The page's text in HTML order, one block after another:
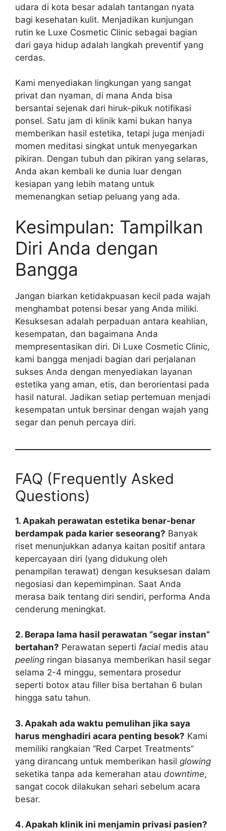
udara di kota besar adalah tantangan nyata
bagi kesehatan kulit. Menjadikan kunjungan
rutin ke Luxe Cosmetic Clinic sebagai bagian
dari gaya hidup adalah langkah preventif yang
cerdas.
Kami menyediakan lingkungan yang sangat
privat dan nyaman, di mana Anda bisa
bersantai sejenak dari hiruk-pikuk notifikasi
ponsel. Satu jam di klinik kami bukan hanya
memberikan hasil estetika, tetapi juga menjadi
momen meditasi singkat untuk menyegarkan
pikiran. Dengan tubuh dan pikiran yang selaras,
Anda akan kembali ke dunia luar dengan
kesiapan yang lebih matang untuk
memenangkan setiap peluang yang ada.
Kesimpulan: Tampilkan
Diri Anda dengan
Bangga
Jangan biarkan ketidakpuasan kecil pada wajah
menghambat potensi besar yang Anda miliki.
Kesuksesan adalah perpaduan antara keahlian,
kesempatan, dan bagaimana Anda
mempresentasikan diri. Di Luxe Cosmetic Clinic,
kami bangga menjadi bagian dari perjalanan
sukses Anda dengan menyediakan layanan
estetika yang aman, etis, dan berorientasi pada
hasil natural. Jadikan setiap pertemuan menjadi
kesempatan untuk bersinar dengan wajah yang
segar dan penuh percaya diri.
FAQ (Frequently Asked
Questions)
1. Apakah perawatan estetika benar-benar
berdampak pada karier seseorang? Banyak
riset menunjukkan adanya kaitan positif antara
kepercayaan diri (yang didukung oleh
penampilan terawat) dengan kesuksesan dalam
negosiasi dan kepemimpinan. Saat Anda
merasa baik tentang diri sendiri, performa Anda
cenderung meningkat.
2. Berapa lama hasil perawatan “segar instan”
bertahan? Perawatan seperti facial medis atau
peeling ringan biasanya memberikan hasil segar
selama 2-4 minggu, sementara prosedur
seperti botox atau filler bisa bertahan 6 bulan
hingga satu tahun.
3. Apakah ada waktu pemulihan jika saya
harus menghadiri acara penting besok? Kami
memiliki rangkaian “Red Carpet Treatments”
yang dirancang untuk memberikan hasil glowing
seketika tanpa ada kemerahan atau downtime,
sangat cocok dilakukan sehari sebelum acara
besar.
4. Apakah klinik ini menjamin privasi pasien?